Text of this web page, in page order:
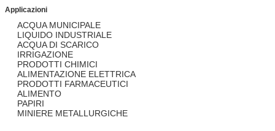
Applicazioni
ACQUA MUNICIPALE
LIQUIDO INDUSTRIALE
ACQUA DI SCARICO
IRRIGAZIONE
PRODOTTI CHIMICI
ALIMENTAZIONE ELETTRICA
PRODOTTI FARMACEUTICI
ALIMENTO
PAPIRI
MINIERE METALLURGICHE